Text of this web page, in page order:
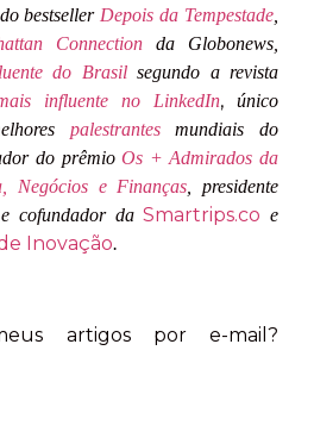
bestseller Depois da Tempestade
Connection
da Globonews,
do Brasil segundo a revista
influente no LinkedIn, único
palestrantes
mundiais do
do prêmioOs + Admirados da
Negócios e Finanças , presidente
e cofundador daSmartrips.co e
Inovação.
artigos por e-mail?